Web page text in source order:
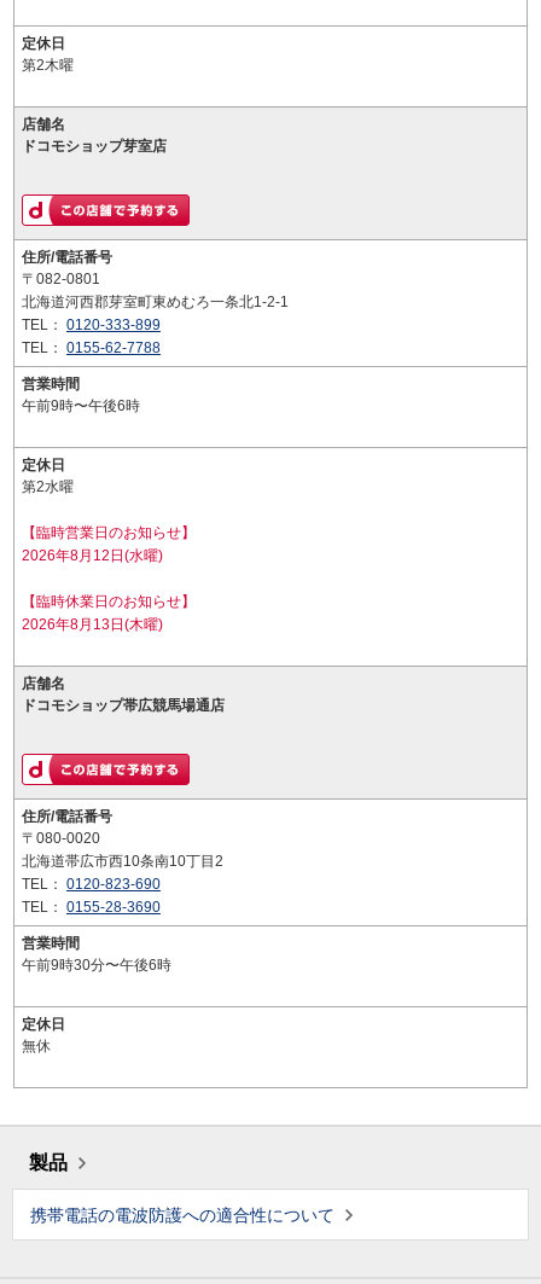
定休日
第2木曜
店舗名
ドコモショップ芽室店
住所/電話番号
〒082-0801
北海道河西郡芽室町東めむろ一条北1-2-1
TEL： 0120-333-899
TEL： 0155-62-7788
営業時間
午前9時〜午後6時
定休日
第2水曜
【臨時営業日のお知らせ】
2026年8月12日(水曜)
【臨時休業日のお知らせ】
2026年8月13日(木曜)
店舗名
ドコモショップ帯広競馬場通店
住所/電話番号
〒080-0020
北海道帯広市西10条南10丁目2
TEL： 0120-823-690
TEL： 0155-28-3690
営業時間
午前9時30分〜午後6時
定休日
無休
製品
携帯電話の電波防護への適合性について